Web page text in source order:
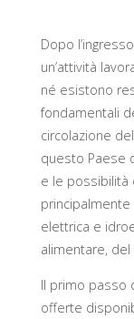
Dopo
un’attività
né esistono
fondamentali
circolazione
questo Paese
e le possibilità
principalmente
elettrica e
alimentare, del
Il primo passo
offerte